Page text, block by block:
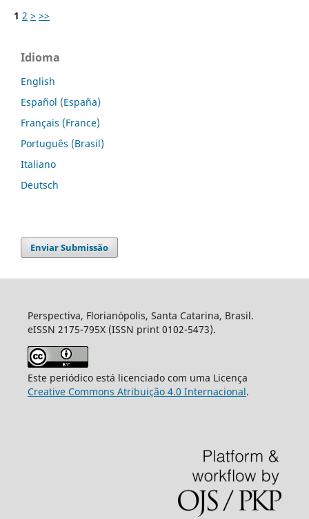
1 2 > >>
Idioma
English
Español (España)
Français (France)
Português (Brasil)
Italiano
Deutsch
Enviar Submissão
Perspectiva, Florianópolis, Santa Catarina, Brasil.
eISSN 2175-795X (ISSN print 0102-5473).
Este periódico está licenciado com uma Licença
Creative Commons Atribuição 4.0 Internacional.